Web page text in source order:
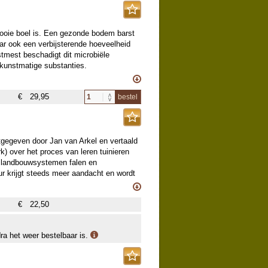
eetbare vaste planten (met
in de keuken)
in ecologisch evenwicht te
boel is. Een gezonde bodem barst
ook een verbijsterende hoeveelheid
beschadigt dit microbiële
substanties.
op een manier die het
bodemvoedselweb is een complexe
omgeving creëren voor
zorg voor het bodemvoedselweb
weekendtuiniers die simpelweg
chemicaliën.
with Microbes, een
€ 29,95 bestel
door Jan van Arkel en vertaald
over het proces van leren tuinieren
falen en
krijgt steeds meer aandacht en wordt
bevredigende manier van kweken.
op de natuur om je heen.
mogelijk gemaakt en bleef de
€
22,50
het weer bestelbaar is.